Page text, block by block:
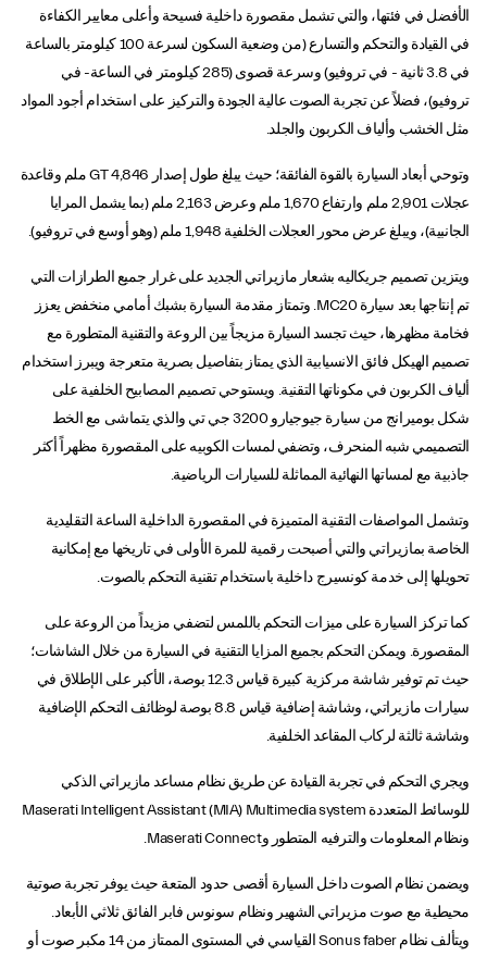
الأفضل في فئتها، والتي تشمل مقصورة داخلية فسيحة وأعلى معايير الكفاءة
في القيادة والتحكم والتسارع (من وضعية السكون لسرعة 100 كيلومتر بالساعة
في 3.8 ثانية - في تروفيو) وسرعة قصوى (285 كيلومتر في الساعة- في
تروفيو)، فضلاً عن تجربة الصوت عالية الجودة والتركيز على استخدام أجود المواد
مثل الخشب وألياف الكربون والجلد.
وتوحي أبعاد السيارة بالقوة الفائقة؛ حيث يبلغ طول إصدار GT 4,846 ملم وقاعدة
عجلات 2,901 ملم وارتفاع 1,670 ملم وعرض 2,163 ملم (بما يشمل المرايا
الجانبية)، ويبلغ عرض محور العجلات الخلفية 1,948 ملم (وهو أوسع في تروفيو).
ويتزين تصميم جريكاليه بشعار مازيراتي الجديد على غرار جميع الطرازات التي
تم إنتاجها بعد سيارة MC20. وتمتاز مقدمة السيارة بشبك أمامي منخفض يعزز
فخامة مظهرها، حيث تجسد السيارة مزيجاً بين الروعة والتقنية المتطورة مع
تصميم الهيكل فائق الانسيابية الذي يمتاز بتفاصيل بصرية متعرجة ويبرز استخدام
ألياف الكربون في مكوناتها التقنية. ويستوحي تصميم المصابيح الخلفية على
شكل بوميرانج من سيارة جيوجيارو 3200 جي تي والذي يتماشى مع الخط
التصميمي شبه المنحرف، وتضفي لمسات الكوبيه على المقصورة مظهراً أكثر
جاذبية مع لمساتها النهائية المماثلة للسيارات الرياضية.
وتشمل المواصفات التقنية المتميزة في المقصورة الداخلية الساعة التقليدية
الخاصة بمازيراتي والتي أصبحت رقمية للمرة الأولى في تاريخها مع إمكانية
تحويلها إلى خدمة كونسيرج داخلية باستخدام تقنية التحكم بالصوت.
كما تركز السيارة على ميزات التحكم باللمس لتضفي مزيداً من الروعة على
المقصورة. ويمكن التحكم بجميع المزايا التقنية في السيارة من خلال الشاشات؛
حيث تم توفير شاشة مركزية كبيرة قياس 12.3 بوصة، الأكبر على الإطلاق في
سيارات مازيراتي، وشاشة إضافية قياس 8.8 بوصة لوظائف التحكم الإضافية
وشاشة ثالثة لركاب المقاعد الخلفية.
ويجري التحكم في تجربة القيادة عن طريق نظام مساعد مازيراتي الذكي
للوسائط المتعددة Maserati Intelligent Assistant (MIA) Multimedia system
ونظام المعلومات والترفيه المتطور وMaserati Connect.
ويضمن نظام الصوت داخل السيارة أقصى حدود المتعة حيث يوفر تجربة صوتية
محيطية مع صوت مزيراتي الشهير ونظام سونوس فابر الفائق ثلاثي الأبعاد.
ويتألف نظام Sonus faber القياسي في المستوى الممتاز من 14 مكبر صوت أو